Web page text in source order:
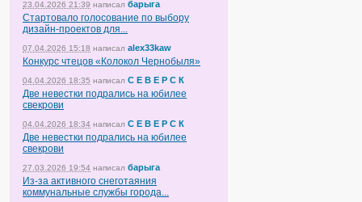
23.04.2026 21:39 написал барыга
Стартовало голосование по выбору
дизайн-проектов для...
07.04.2026 15:18 написал alex33kaw
Конкурс чтецов «Колокол Чернобыля»
04.04.2026 18:35 написал С Е В Е Р С К
Две невестки подрались на юбилее
свекрови
04.04.2026 18:34 написал С Е В Е Р С К
Две невестки подрались на юбилее
свекрови
27.03.2026 19:54 написал барыга
Из-за активного снеготаяния
коммунальные службы города...